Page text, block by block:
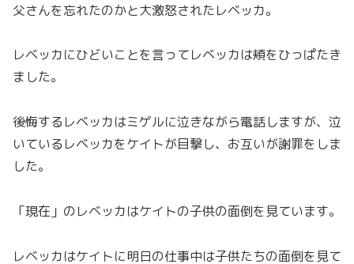
父さんを忘れたのかと大激怒されたレベッカ。
レベッカにひどいことを言ってレベッカは頬をひっぱたき
ました。
後悔するレベッカはミゲルに泣きながら電話しますが、泣
いているレベッカをケイトが目撃し、お互いが謝罪をしま
した。
「現在」のレベッカはケイトの子供の面倒を見ています。
レベッカはケイトに明日の仕事中は子供たちの面倒を見て